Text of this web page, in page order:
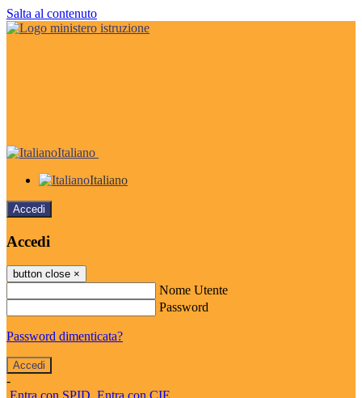
Salta al contenuto
Italiano
Italiano
Accedi
Accedi
button close ×
Nome Utente
Password
Password dimenticata?
-